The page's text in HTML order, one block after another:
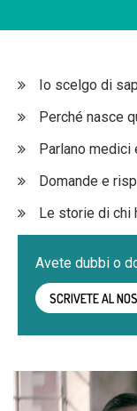
Io scelgo di
Perché nasce
Parlano medici
Domande e
Le storie di chi
Avete dubbi o
SCRIVETE AL